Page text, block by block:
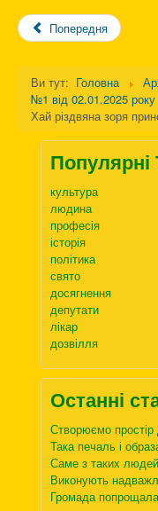
Попередня
Ви тут: Головна
№1 від 02.01.2025 року
Хай різдвяна зоря
Популярні
культура
людина
професія
історія
політика
свято
досягнення
депутати
лікар
дозвілля
Останні
Створюємо
Така печаль і
Саме з таких
Виконують
Громада